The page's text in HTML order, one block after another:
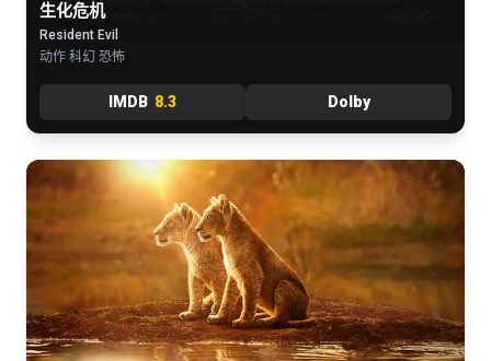
生化危机
Resident Evil
动作 科幻 恐怖
IMDB 8.3 Dolby